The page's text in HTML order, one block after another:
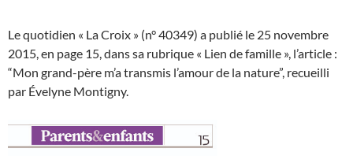
Le quotidien « La Croix » (n° 40349) a publié le 25 novembre
2015, en page 15, dans sa rubrique « Lien de famille », l’article :
“Mon grand-père m’a transmis l’amour de la nature”, recueilli
par Évelyne Montigny.